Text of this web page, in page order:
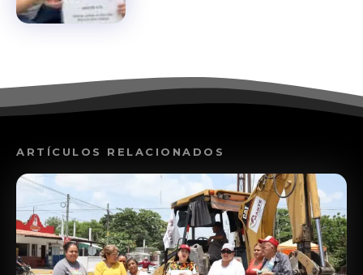
ARTÍCULOS RELACIONADOS